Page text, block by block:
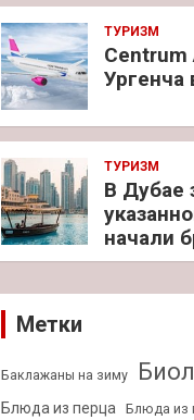
ТУРИЗМ
Centrum
Ургенча
ТУРИЗМ
В Дубае
начали
Метки
Баклажаны на зиму
Блюда из перца Блюда из